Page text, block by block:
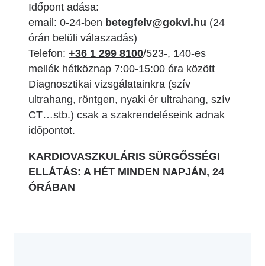
Időpont adása:
email: 0-24-ben betegfelv@gokvi.hu (24
órán belüli válaszadás)
Telefon: +36 1 299 8100/523-, 140-es
mellék hétköznap 7:00-15:00 óra között
Diagnosztikai vizsgálatainkra (szív
ultrahang, röntgen, nyaki ér ultrahang, szív
CT…stb.) csak a szakrendeléseink adnak
időpontot.
KARDIOVASZKULÁRIS SÜRGŐSSÉGI
ELLÁTÁS: A HÉT MINDEN NAPJÁN, 24
ÓRÁBAN